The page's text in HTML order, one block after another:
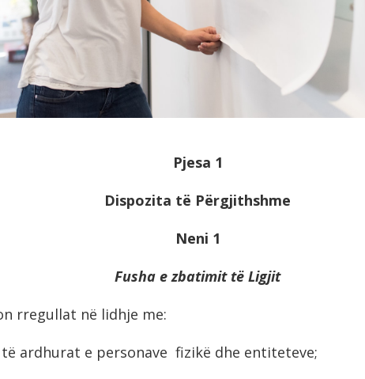
Pjesa 1
Dispozita të Përgjithshme
Neni 1
Fusha e zbatimit të Ligjit
rregullat në lidhje me:
ardhurat e personave fizikё dhe entiteteve;